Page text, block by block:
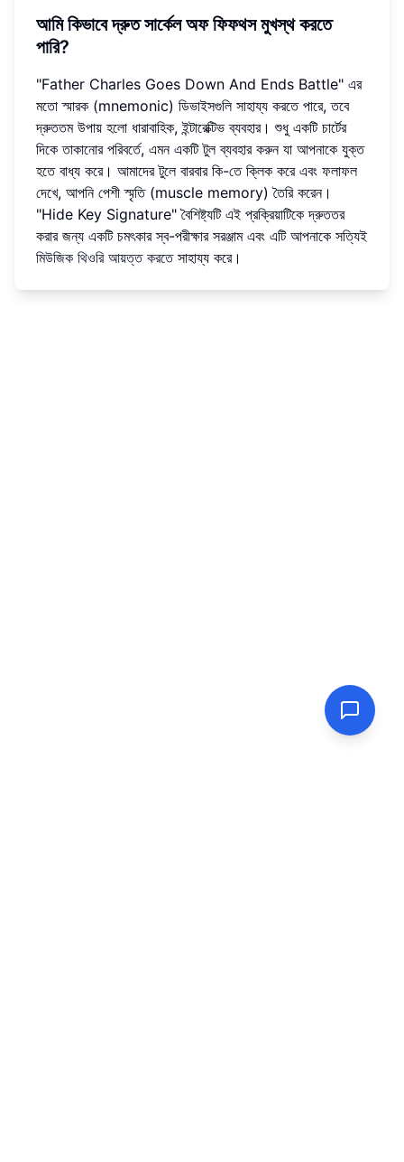
আমি কিভাবে দ্রুত সার্কেল অফ ফিফথস মুখস্থ করতে
পারি?
"Father Charles Goes Down And Ends Battle" এর
মতো স্মারক (mnemonic) ডিভাইসগুলি সাহায্য করতে পারে, তবে
দ্রুততম উপায় হলো ধারাবাহিক, ইন্টারেক্টিভ ব্যবহার। শুধু একটি চার্টের
দিকে তাকানোর পরিবর্তে, এমন একটি টুল ব্যবহার করুন যা আপনাকে যুক্ত
হতে বাধ্য করে। আমাদের টুলে বারবার কি-তে ক্লিক করে এবং ফলাফল
দেখে, আপনি পেশী স্মৃতি (muscle memory) তৈরি করেন।
"Hide Key Signature" বৈশিষ্ট্যটি এই প্রক্রিয়াটিকে দ্রুততর
করার জন্য একটি চমৎকার স্ব-পরীক্ষার সরঞ্জাম এবং এটি আপনাকে সত্যিই
মিউজিক থিওরি আয়ত্ত করতেসাহায্য করে।